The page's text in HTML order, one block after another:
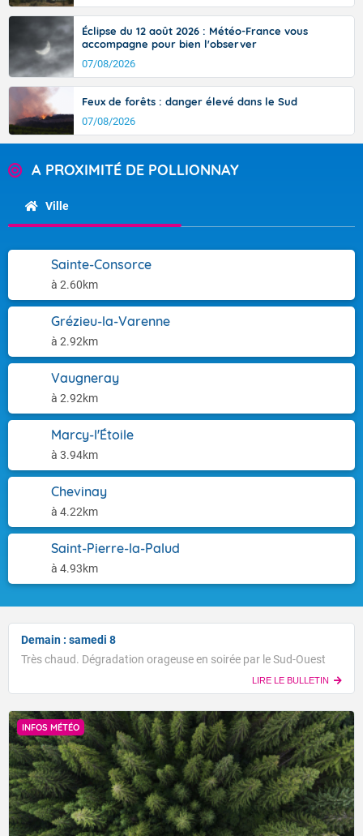
Éclipse du 12 août 2026 : Météo-France vous
accompagne pour bien l'observer
07/08/2026
Feux de forêts : danger élevé dans le Sud
07/08/2026
A PROXIMITÉ DE POLLIONNAY
Ville
Sainte-Consorce
à 2.60km
Grézieu-la-Varenne
à 2.92km
Vaugneray
à 2.92km
Marcy-l'Étoile
à 3.94km
Chevinay
à 4.22km
Saint-Pierre-la-Palud
à 4.93km
Demain : samedi 8
Très chaud. Dégradation orageuse en soirée par le Sud-Ouest
LIRE LE BULLETIN
INFOS MÉTÉO